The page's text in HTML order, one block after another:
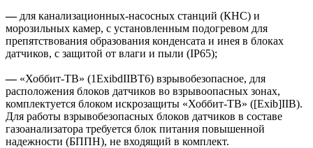
—для канализационных-насосных станций (КНС) и
морозильных камер, с установленным подогревом для
препятствования образования конденсата и инея в блоках
датчиков, с защитой от влаги и пыли (IP65);
—«Хоббит-ТВ» (1ExibdIIBT6) взрывобезопасное, для
расположения блоков датчиков во взрывоопасных зонах,
комплектуется блоком искрозащиты «Хоббит-ТВ» ([Exib]IIВ).
Для работы взрывобезопасных блоков датчиков в составе
газоанализатора требуется блок питания повышенной
надежности (БППН), не входящий в комплект.